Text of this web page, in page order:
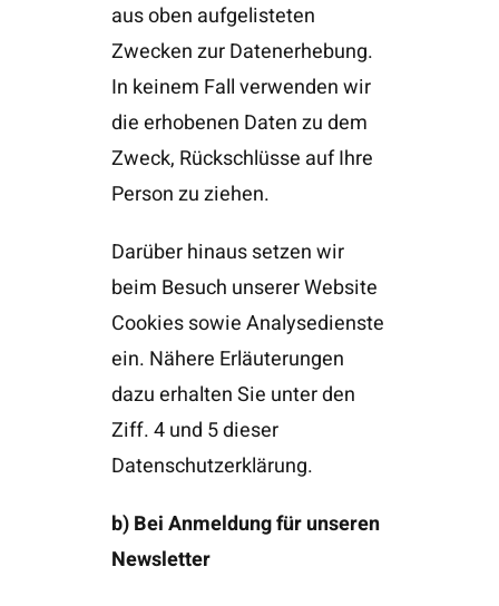
aus oben aufgelisteten
Zwecken zur Datenerhebung.
In keinem Fall verwenden wir
die erhobenen Daten zu dem
Zweck, Rückschlüsse auf Ihre
Person zu ziehen.
Darüber hinaus setzen wir
beim Besuch unserer Website
Cookies sowie Analysedienste
ein. Nähere Erläuterungen
dazu erhalten Sie unter den
Ziff. 4 und 5 dieser
Datenschutzerklärung.
b) Bei Anmeldung für unseren
Newsletter